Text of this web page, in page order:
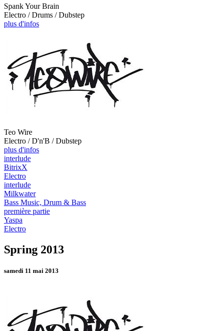
Spank Your Brain
Electro / Drums / Dubstep
plus d'infos
Teo Wire
Electro / D'n'B / Dubstep
plus d'infos
interlude
BitrixX
Electro
interlude
Milkwater
Bass Music, Drum & Bass
première partie
Yaspa
Electro
Spring 2013
samedi 11 mai 2013